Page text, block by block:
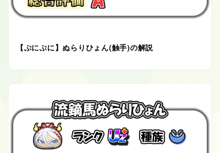
【ぷにぷに】ぬらりひょん(触手)の解説